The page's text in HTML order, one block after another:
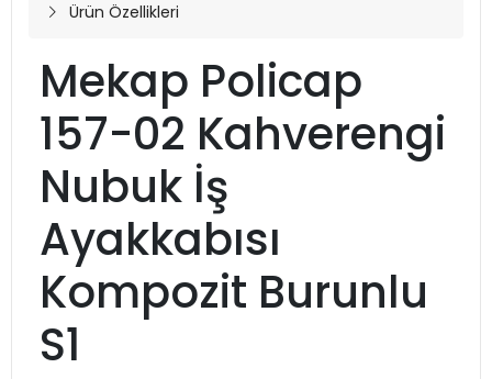
Ürün Özellikleri
Mekap Policap
157-02 Kahverengi
Nubuk İş
Ayakkabısı
Kompozit Burunlu
S1